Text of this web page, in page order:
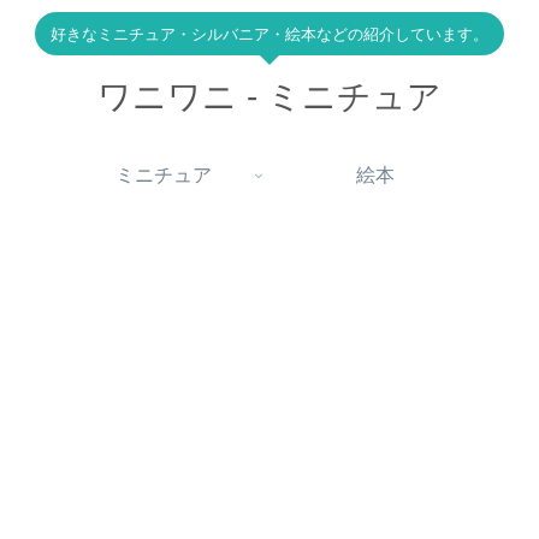
好きなミニチュア・シルバニア・絵本などの紹介しています。
ワニワニ - ミニチュア
ミニチュア 絵本